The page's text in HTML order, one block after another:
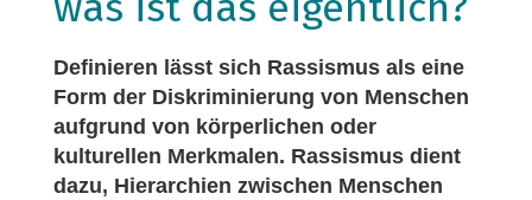
Definieren lässt sich Rassismus als eine
Form der Diskriminierung von Menschen
aufgrund von körperlichen oder
kulturellen Merkmalen. Rassismus dient
dazu, Hierarchien zwischen Menschen